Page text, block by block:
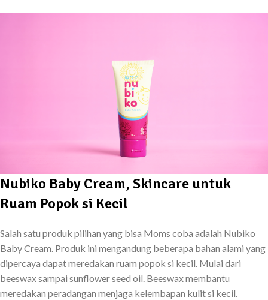
Nubiko Baby Cream, Skincare untuk
Ruam Popok si Kecil
Salah satu produk pilihan yang bisa Moms coba adalah Nubiko
Baby Cream. Produk ini mengandung beberapa bahan alami yang
dipercaya dapat meredakan ruam popok si kecil. Mulai dari
beeswax sampai sunflower seed oil. Beeswax membantu
meredakan peradangan menjaga kelembapan kulit si kecil.